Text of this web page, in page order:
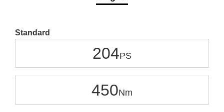
Standard
204
450